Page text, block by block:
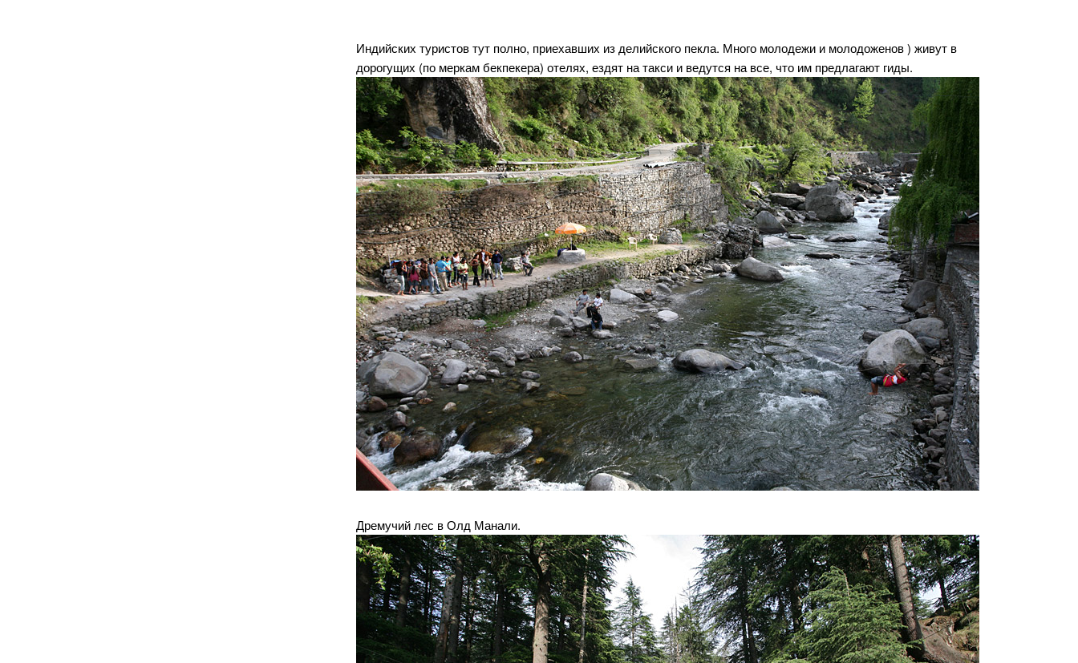
Индийских туристов тут полно, приехавших из делийского пекла. Много молодежи и молодоженов ) живут в
дорогущих (по меркам бекпекера) отелях, ездят на такси и ведутся на все, что им предлагают гиды.
Дремучий лес в Олд Манали.